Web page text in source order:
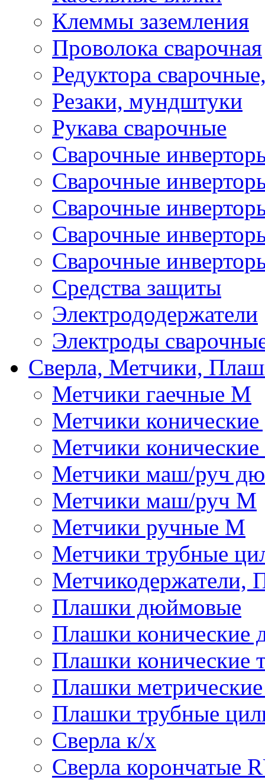
Клеммы заземления
Проволока сварочная
Редуктора
Резаки, мундштуки
Рукава сварочные
Сварочные
Сварочные
Сварочные
Сварочные
Сварочные
Средства защиты
Электрододержатели
Электроды
Сверла, Метчики,
Метчики гаечные М
Метчики
Метчики
Метчики маш/руч
Метчики маш/руч М
Метчики ручные М
Метчики трубные
Метчикодержатели,
Плашки дюймовые
Плашки
Плашки конические
Плашки
Плашки трубные
Сверла к/х
Сверла корончатые